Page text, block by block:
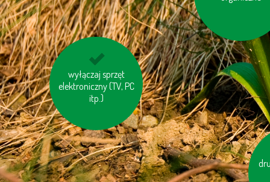
wyłączaj sprzęt
elektroniczny (TV, PC
itp.)
oszczędzaj wodę